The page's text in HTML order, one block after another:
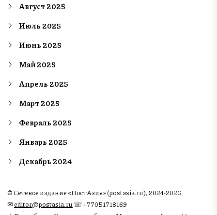
Август 2025
Июль 2025
Июнь 2025
Май 2025
Апрель 2025
Март 2025
Февраль 2025
Январь 2025
Декабрь 2024
© Сетевое издание «ПостАзия» (postasia.ru), 2024-2026
✉︎editor@postasia.ru ☏ +77051718169